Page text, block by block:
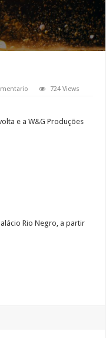
724 Views
e a W&G Produções
Rio Negro, a partir